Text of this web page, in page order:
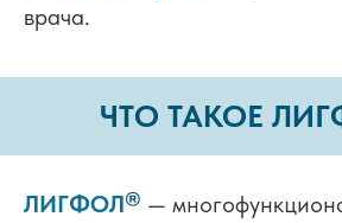
врача.
ЧТО ТАКОЕ
ЛИГФОЛ® —